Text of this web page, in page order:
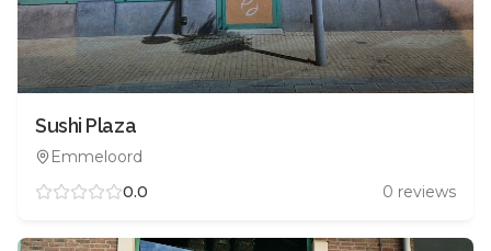
Sushi Plaza
Emmeloord
0.0
0 reviews